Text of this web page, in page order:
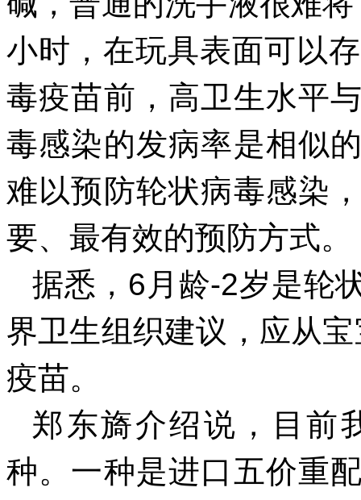
小时，在玩具表面可以
毒疫苗前，高卫生水平
毒感染的发病率是相似
难以预防轮状病毒感染
要、最有效的预防方式。
据悉，6月龄-2岁是轮
界卫生组织建议，应从
疫苗。
郑东旖介绍说，目前
种。一种是进口五价重